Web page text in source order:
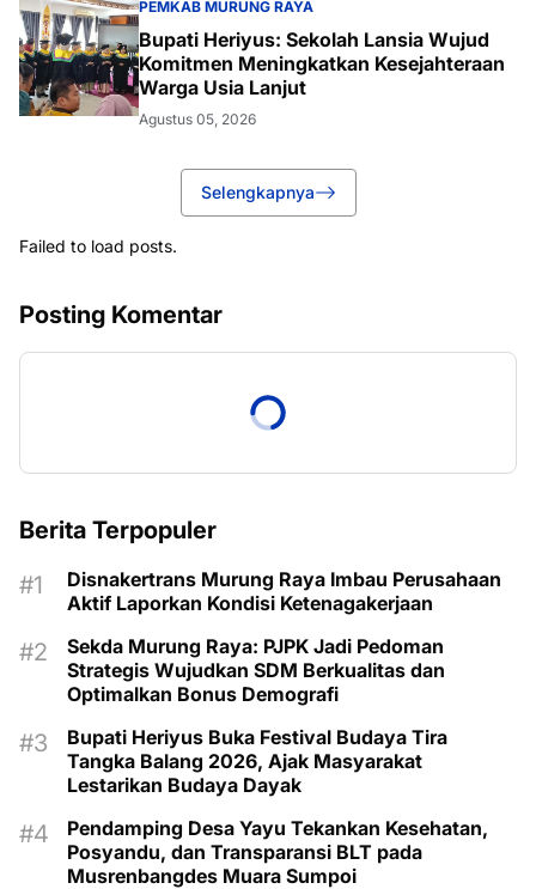
PEMKAB MURUNG RAYA
Bupati Heriyus: Sekolah Lansia Wujud
Komitmen Meningkatkan Kesejahteraan
Warga Usia Lanjut
Agustus 05, 2026
Selengkapnya
Failed to load posts.
Posting Komentar
Berita Terpopuler
Disnakertrans Murung Raya Imbau Perusahaan
Aktif Laporkan Kondisi Ketenagakerjaan
Sekda Murung Raya: PJPK Jadi Pedoman
Strategis Wujudkan SDM Berkualitas dan
Optimalkan Bonus Demografi
Bupati Heriyus Buka Festival Budaya Tira
Tangka Balang 2026, Ajak Masyarakat
Lestarikan Budaya Dayak
Pendamping Desa Yayu Tekankan Kesehatan,
Posyandu, dan Transparansi BLT pada
Musrenbangdes Muara Sumpoi